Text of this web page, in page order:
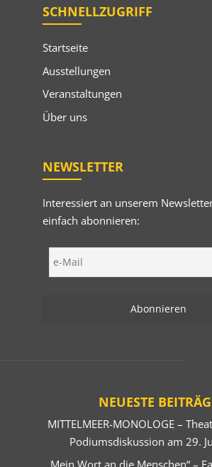
SCHNELLZUGRIFF
Startseite
Ausstellungen
Veranstaltungen
Über uns
NEWSLETTER
Interessiert an unserem
einfach abonnieren:
NEUESTE
MITTELMEER-MONOLOGE –
Podiumsdiskussion am 29.